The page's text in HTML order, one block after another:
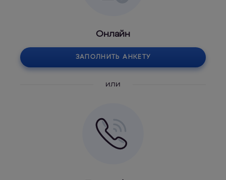
Онлайн
ЗАПОЛНИТЬ АНКЕТУ
или